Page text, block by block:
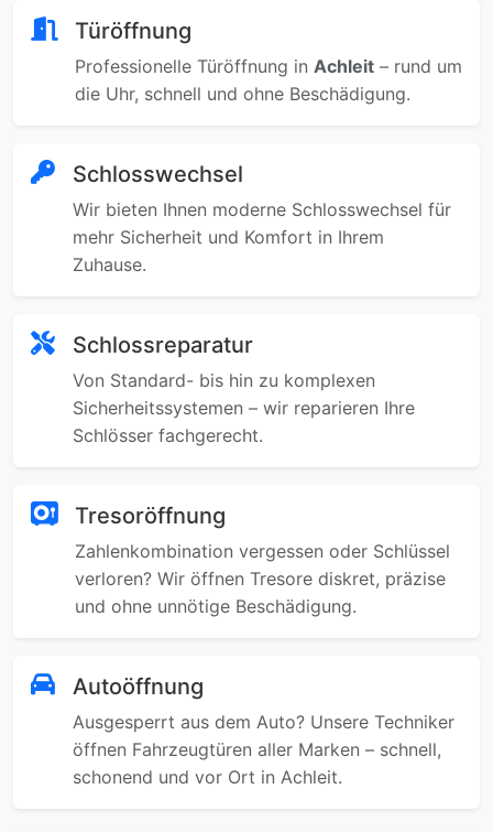
Türöffnung
Professionelle Türöffnung in Achleit – rund um
die Uhr, schnell und ohne Beschädigung.
Schlosswechsel
Wir bieten Ihnen moderne Schlosswechsel für
mehr Sicherheit und Komfort in Ihrem
Zuhause.
Schlossreparatur
Von Standard- bis hin zu komplexen
Sicherheitssystemen – wir reparieren Ihre
Schlösser fachgerecht.
Tresoröffnung
Zahlenkombination vergessen oder Schlüssel
verloren? Wir öffnen Tresore diskret, präzise
und ohne unnötige Beschädigung.
Autoöffnung
Ausgesperrt aus dem Auto? Unsere Techniker
öffnen Fahrzeugtüren aller Marken – schnell,
schonend und vor Ort in Achleit.